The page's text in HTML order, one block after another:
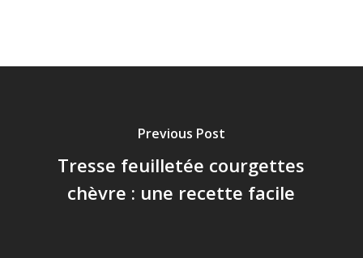
Previous Post
Tresse feuilletée courgettes
chèvre : une recette facile